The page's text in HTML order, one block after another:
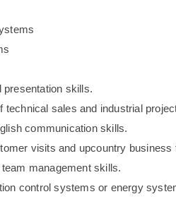
presentation skills.
technical sales and industrial
communication skills.
visits and upcountry business
management skills.
control systems or energy